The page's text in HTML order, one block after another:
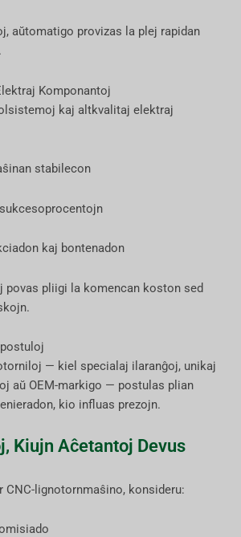
aŭtomatigo provizas la plej rapidan
Komponantoj
kaj altkvalitaj elektraj
stabilecon
kaj bontenadon
povas pliigi la komencan koston sed
— kiel specialaj ilaranĝoj, unikaj
aŭ OEM-markigo — postulas plian
kio influas prezojn.
Kiujn Aĉetantoj Devus
CNC-lignotornmaŝino, konsideru: